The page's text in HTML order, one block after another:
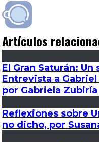
Artículos
El Gran Saturán:
Entrevista a
por Gabriela Zubiría
Reflexiones sobre
no dicho, por